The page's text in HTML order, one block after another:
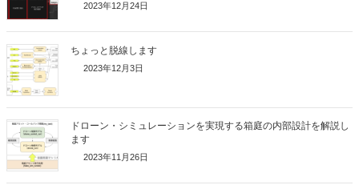
2023年12月24日
ちょっと脱線します
2023年12月3日
ドローン・シミュレーションを実現する箱庭の内部設計を解説し
ます
2023年11月26日